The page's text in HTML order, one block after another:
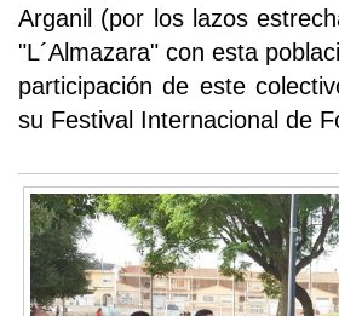
Arganil (por los lazos
"L´Almazara" con esta
participación de este
su Festival Internacional de